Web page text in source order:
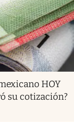
HOY
su cotización?